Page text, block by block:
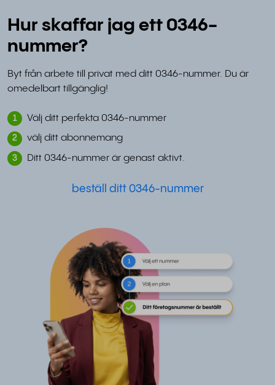
Hur skaffar jag ett 0346-
nummer?
Byt från arbete till privat med ditt 0346-nummer. Du är
omedelbart tillgänglig!
1 Välj ditt perfekta 0346-nummer
2 välj ditt abonnemang
3 Ditt 0346-nummer är genast aktivt.
beställ ditt 0346-nummer